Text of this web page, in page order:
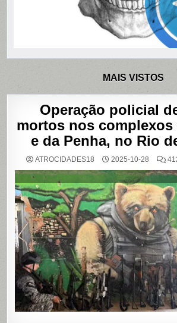
MAIS VISTOS
Operação policial
mortos nos complexos
e da Penha, no Rio
ATROCIDADES18 2025-10-28